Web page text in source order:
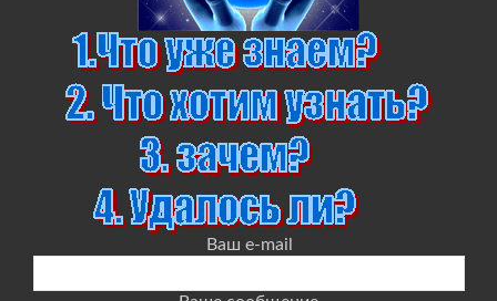
Ваш e-mail